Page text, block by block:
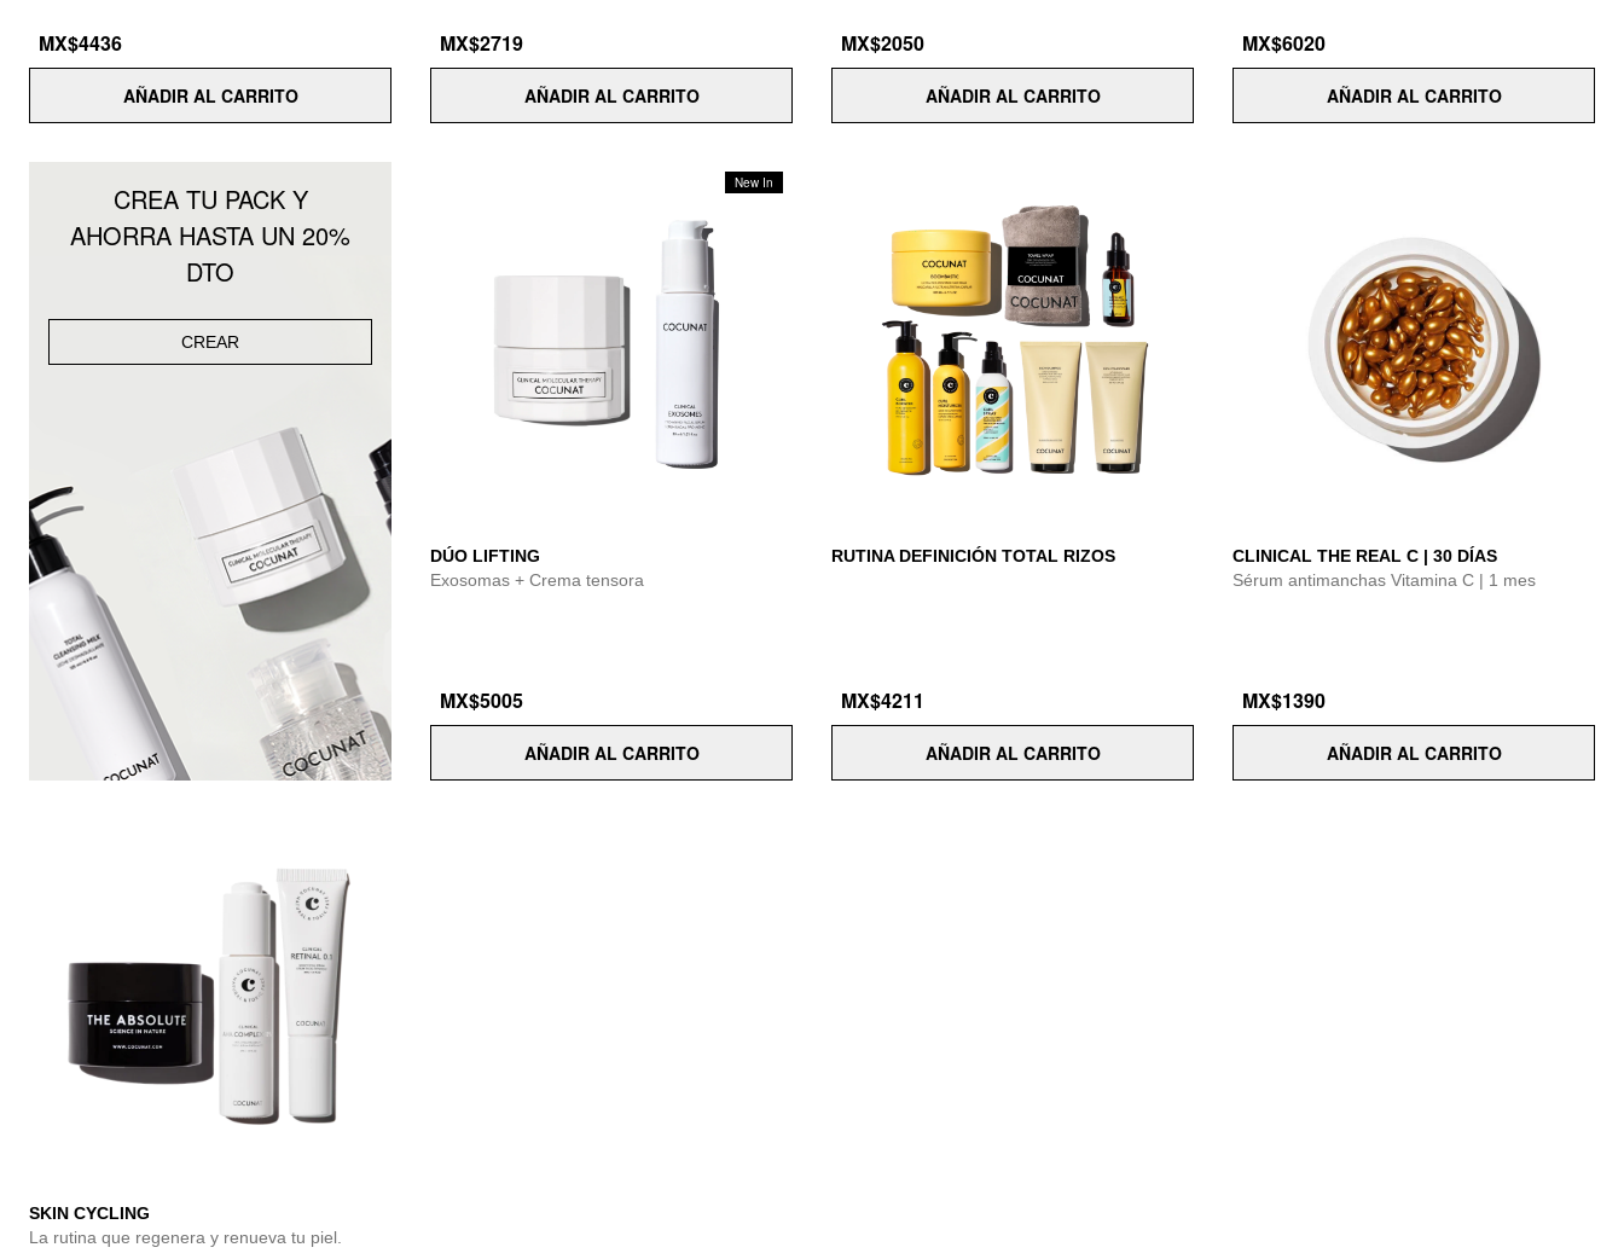
MX$4436
AÑADIR AL CARRITO
MX$2719
AÑADIR AL CARRITO
MX$2050
AÑADIR AL CARRITO
MX$6020
AÑADIR AL CARRITO
CREA TU PACK Y
AHORRA HASTA UN 20%
DTO
CREAR
New In
DÚO LIFTING
Exosomas + Crema tensora
MX$5005
AÑADIR AL CARRITO
RUTINA DEFINICIÓN TOTAL RIZOS
MX$4211
AÑADIR AL CARRITO
CLINICAL THE REAL C | 30 DÍAS
Sérum antimanchas Vitamina C | 1 mes
MX$1390
AÑADIR AL CARRITO
SKIN CYCLING
La rutina que regenera y renueva tu piel.